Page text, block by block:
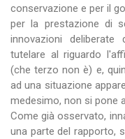
conservazione e per il
per la prestazione di
innovazioni deliberate
tutelare al riguardo
(che terzo non è) e,
ad una situazione
medesimo, non si pone
Come già osservato,
una parte del rapporto,